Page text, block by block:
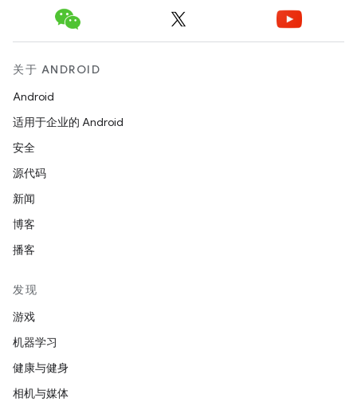
关于 ANDROID
Android
适用于企业的 Android
安全
源代码
新闻
博客
播客
发现
游戏
机器学习
健康与健身
相机与媒体